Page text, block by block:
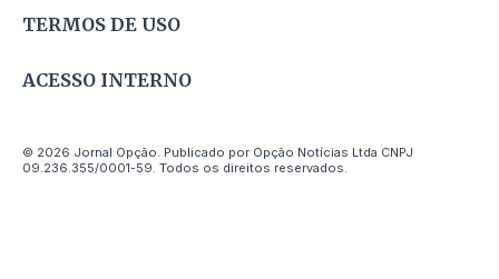
TERMOS DE USO
ACESSO INTERNO
© 2026 Jornal Opção. Publicado por Opção Notícias Ltda CNPJ
09.236.355/0001-59. Todos os direitos reservados.